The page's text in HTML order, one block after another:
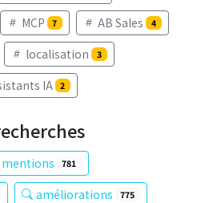
MCP 7 AB Sales 4
localisation 3
IA 2
mentions 781
améliorations 775